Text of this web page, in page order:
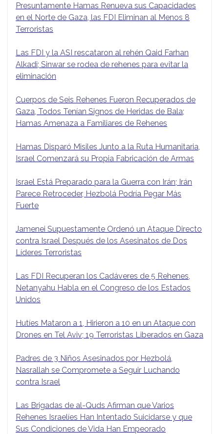
Presuntamente Hamas Renueva sus Capacidades
en el Norte de Gaza, las FDI Eliminan al Menos 8
Terroristas
Las FDI y la ASI rescataron al rehén Qaid Farhan
Alkadi; Sinwar se rodea de rehenes para evitar la
eliminación
Cuerpos de Seis Rehenes Fueron Recuperados de
Gaza, Todos Tenían Signos de Heridas de Bala;
Hamas Amenaza a Familiares de Rehenes
Hamas Disparó Misiles Junto a la Ruta Humanitaria,
Israel Comenzará su Propia Fabricación de Armas
Israel Está Preparado para la Guerra con Irán; Irán
Parece Retroceder, Hezbolá Podría Pegar Más
Fuerte
Jamenei Supuestamente Ordenó un Ataque Directo
contra Israel Después de los Asesinatos de Dos
Líderes Terroristas
Las FDI Recuperan los Cadáveres de 5 Rehenes,
Netanyahu Habla en el Congreso de los Estados
Unidos
Hutíes Mataron a 1, Hirieron a 10 en un Ataque con
Drones en Tel Aviv; 19 Terroristas Liberados en Gaza
Padres de 3 Niños Asesinados por Hezbolá,
Nasrallah se Compromete a Seguir Luchando
contra Israel
Las Brigadas de al-Quds Afirman que Varios
Rehenes Israelíes Han Intentado Suicidarse y que
Sus Condiciones de Vida Han Empeorado